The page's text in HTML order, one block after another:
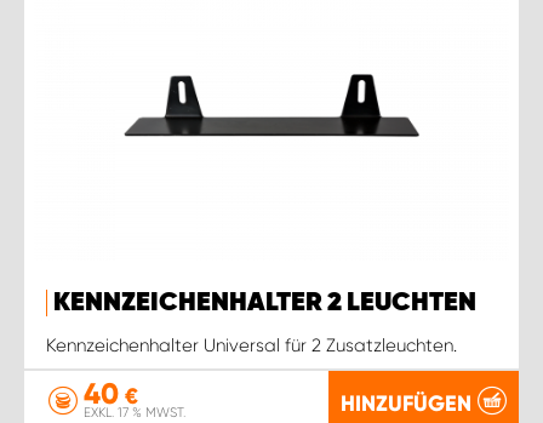
KENNZEICHENHALTER 2 LEUCHTEN
Kennzeichenhalter Universal für 2 Zusatzleuchten.
40 €
EXKL. 17 % MWST. HINZUFÜGEN